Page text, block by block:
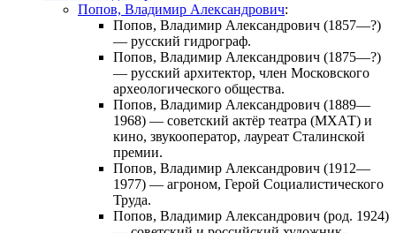
Попов, Владимир Александрович:
Попов, Владимир Александрович (1857—?)
— русский гидрограф.
Попов, Владимир Александрович (1875—?)
— русский архитектор, член Московского
археологического общества.
Попов, Владимир Александрович (1889—
1968) — советский актёр театра (МХАТ) и
кино, звукооператор, лауреат Сталинской
премии.
Попов, Владимир Александрович (1912—
1977) — агроном, Герой Социалистического
Труда.
Попов, Владимир Александрович (род. 1924)